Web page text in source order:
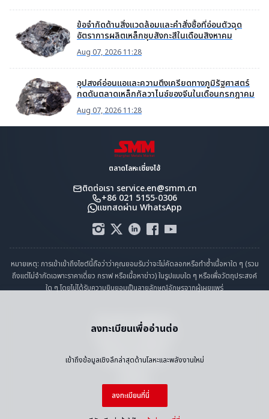
ข้อจำกัดด้านสิ่งแวดล้อมและคำสั่งซื้อที่อ่อนตัวฉุด
อัตราการผลิตเหล็กชุบสังกะสีในเดือนสิงหาคม
Aug 07, 2026 11:28
อุปสงค์อ่อนแอและความตึงเครียดทางภูมิรัฐศาสตร์
กดดันตลาดเหล็กกัลวาไนซ์ของจีนในเดือนกรกฎาคม
Aug 07, 2026 11:28
ลงทะเบียนเพื่ออ่านต่อ
เข้าถึงข้อมูลเชิงลึกล่าสุดด้านโลหะและพลังงานใหม่
ลงทะเบียนที่นี่
ตลาดโลหะเซี่ยงไฮ้
ติดต่อเรา service.en@smm.cn
+86 021 5155-0306
แชทสดผ่าน WhatsApp
หมายเหตุ: การเข้าเข้าถึงไซต์นี้ถือว่าว่าคุณยอมรับว่าจะไม่คัดลอกหรือทำซ้ำเนื้อหาใด ๆ (รวม
ถึงแต่ไม่จำกัดเฉพาะราคาเดี่ยว กราฟ หรือเนื้อหาข่าว) ในรูปแบบใด ๆ หรือเพื่อวัตถุประสงค์
ใด ๆ โดยไม่ได้รับความยินยอมเป็นลายลักษณ์อักษรจากผู้เผยแพร่
คำแถลงการปฏิบัติตาม
นโยบายความเป็นส่วนตัว
ปฏิทินราราวันหยุด
งานกับเรา
แผนผังเว็บไซต์